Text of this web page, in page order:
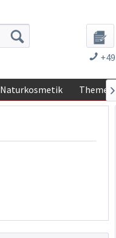
Naturkosmetik 